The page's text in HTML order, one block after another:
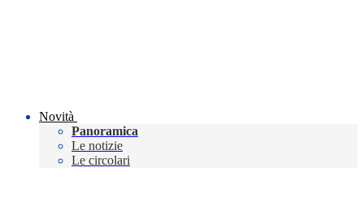
Novità
Panoramica
Le notizie
Le circolari